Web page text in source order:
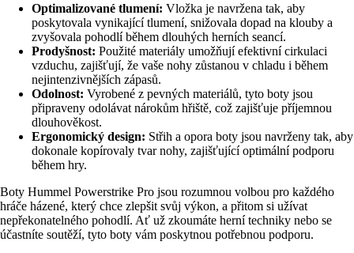
Optimalizované tlumení: Vložka je navržena tak, aby
poskytovala vynikající tlumení, snižovala dopad na klouby a
zvyšovala pohodlí během dlouhých herních seancí.
Prodyšnost: Použité materiály umožňují efektivní cirkulaci
vzduchu, zajišťují, že vaše nohy zůstanou v chladu i během
nejintenzivnějších zápasů.
Odolnost: Vyrobené z pevných materiálů, tyto boty jsou
připraveny odolávat nárokům hřiště, což zajišťuje příjemnou
dlouhověkost.
Ergonomický design: Střih a opora boty jsou navrženy tak, aby
dokonale kopírovaly tvar nohy, zajišťující optimální podporu
během hry.
Boty Hummel Powerstrike Pro jsou rozumnou volbou pro každého
hráče házené, který chce zlepšit svůj výkon, a přitom si užívat
nepřekonatelného pohodlí. Ať už zkoumáte herní techniky nebo se
účastníte soutěží, tyto boty vám poskytnou potřebnou podporu.